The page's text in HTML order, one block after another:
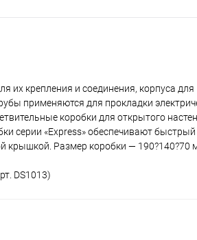
их крепления и соединения, корпуса
применяются для прокладки
коробки для открытого
серии «Express» обеспечивают
крышкой. Размер коробки — 190?140?70
DS1013)